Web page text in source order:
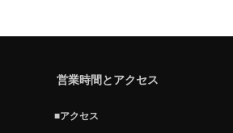
営業時間とアクセス
■アクセス